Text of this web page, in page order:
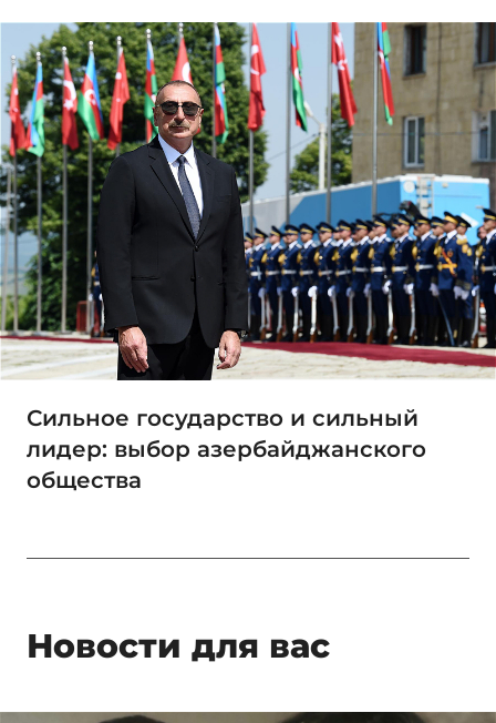
Сильное государство и сильный
лидер: выбор азербайджанского
общества
Новости для вас